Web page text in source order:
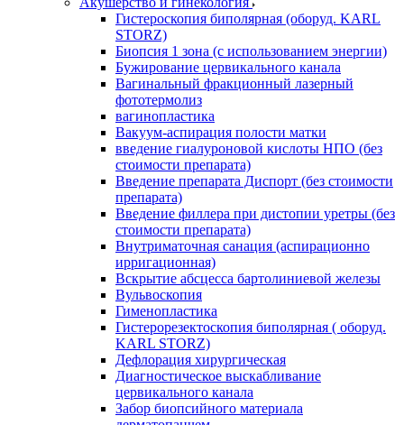
Гистероскопия биполярная (оборуд. KARL
STORZ)
Биопсия 1 зона (с использованием энергии)
Бужирование цервикального канала
Вагинальный фракционный лазерный
фототермолиз
вагинопластика
Вакуум-аспирация полости матки
введение гиалуроновой кислоты НПО (без
стоимости препарата)
Введение препарата Диспорт (без стоимости
препарата)
Введение филлера при дистопии уретры (без
стоимости препарата)
Внутриматочная санация (аспирационно
ирригационная)
Вскрытие абсцесса бартолиниевой железы
Вульвоскопия
Гименопластика
Гистерорезектоскопия биполярная ( оборуд.
KARL STORZ)
Дефлорация хирургическая
Диагностическое выскабливание
цервикального канала
Забор биопсийного материала